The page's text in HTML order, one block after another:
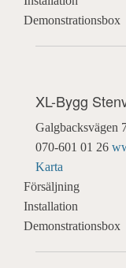
Demonstrationsbox
XL-Bygg
Galgbacksvägen
070-601 01 26
Karta
Försäljning
Installation
Demonstrationsbox